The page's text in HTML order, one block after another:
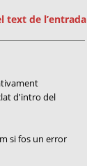
text de l’entrada
d'intro del
si fos un error